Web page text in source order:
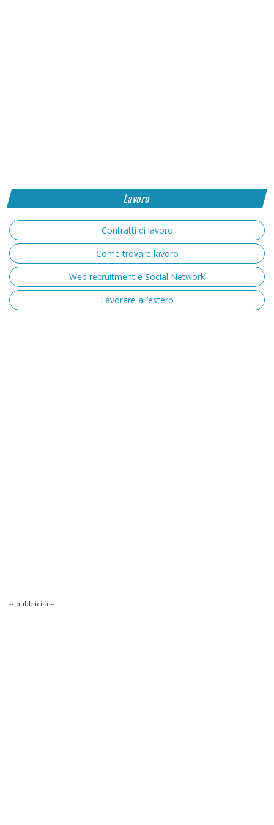
Lavoro
Contratti di lavoro
Come trovare lavoro
Web recruitment e Social Network
Lavorare all’estero
-- pubblicità --